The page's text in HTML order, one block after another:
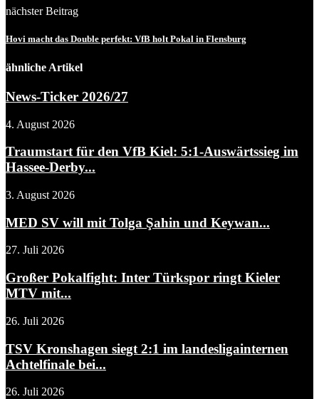
nächster Beitrag
Hovi macht das Double perfekt: VfB holt Pokal in Flensburg
ähnliche Artikel
News-Ticker 2026/27
4. August 2026
Traumstart für den VfB Kiel: 5:1-Auswärtssieg im
Hassee-Derby...
3. August 2026
MED SV will mit Tolga Şahin und Keywan...
27. Juli 2026
Großer Pokalfight: Inter Türkspor ringt Kieler
MTV mit...
26. Juli 2026
TSV Kronshagen siegt 2:1 im landesligainternen
Achtelfinale bei...
26. Juli 2026